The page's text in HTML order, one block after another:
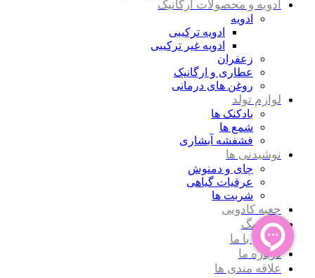
ادویه و محصولات ارگانیک
ادویه
ادویه ترکیبی
ادویه غیر ترکیبی
زعفران
عطاری و ارگانیک
روغن های درمانی
لوازم تولد
بادکنک ها
شمع ها
فشفشه آبشاری
نوشیدنی ها
چای و دمنوش
عرقیات گیاهی
شربت ها
جعبه کادویی
توانا مگ
تماس با ما
درباره ما
علاقه مندی ها